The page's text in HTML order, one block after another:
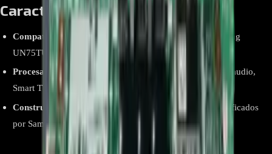
Características Destacadas
Compatibilidad Exacta
: Diseñada para el modelo Samsung
UN75TU7000KXZL.
Procesamiento Integral
: Administra funciones de video, audio,
Smart TV y conectividad.
Construcción Original
: Fabricada con componentes certificados
por Samsung.